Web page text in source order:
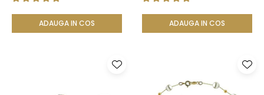
ADAUGA IN COS ADAUGA IN COS